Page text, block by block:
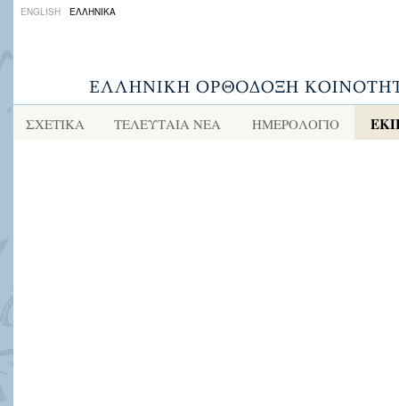
ENGLISH ΕΛΛΗΝΙΚΑ
ΣΧΕΤΙΚΑ ΤΕΛΕΥΤΑΙΑ ΝΕΑ ΗΜΕΡΟΛΟΓΙΟ